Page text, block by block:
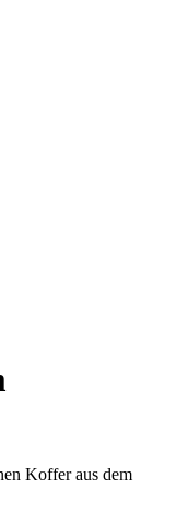
Koffer aus dem